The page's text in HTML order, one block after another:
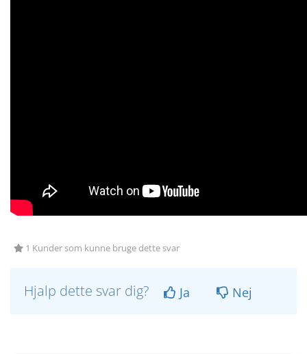
1 Kunder som kunne bruge dette svar
Hjalp dette svar dig? Ja Nej